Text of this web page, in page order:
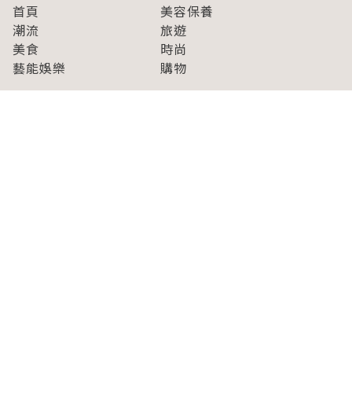
首頁
美容保養
潮流
旅遊
美食
時尚
藝能娛樂
購物